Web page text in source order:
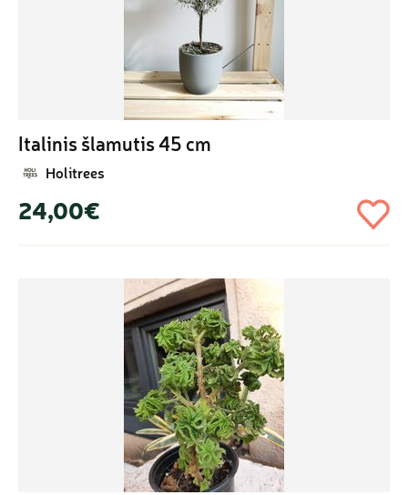
Italinis šlamutis 45 cm
Holitrees
24,00€